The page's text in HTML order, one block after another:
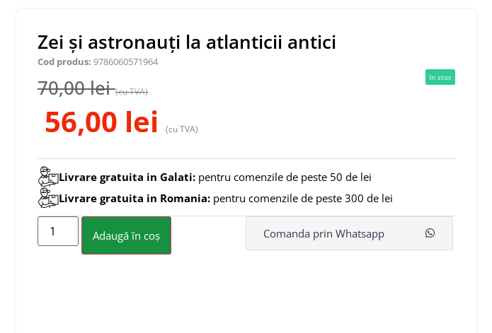
Zei și astronauți la atlanticii antici
Cod produs: 9786060571964
70,00lei (cu TVA)
56,00 lei (cu TVA)
In stoc
Livrare gratuita in Galati: pentru comenzile de peste 50 de lei
Livrare gratuita in Romania: pentru comenzile de peste 300 de lei
Adaugă în coș Comanda prin Whatsapp